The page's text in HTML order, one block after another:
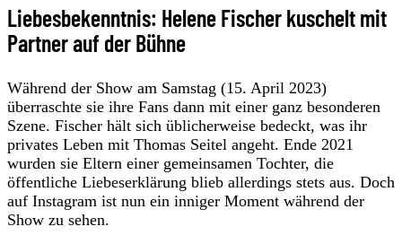
Liebesbekenntnis: Helene Fischer kuschelt mit
Partner auf der Bühne
Während der Show am Samstag (15. April 2023)
überraschte sie ihre Fans dann mit einer ganz besonderen
Szene. Fischer hält sich üblicherweise bedeckt, was ihr
privates Leben mit Thomas Seitel angeht. Ende 2021
wurden sie Eltern einer gemeinsamen Tochter, die
öffentliche Liebeserklärung blieb allerdings stets aus. Doch
auf Instagram ist nun ein inniger Moment während der
Show zu sehen.